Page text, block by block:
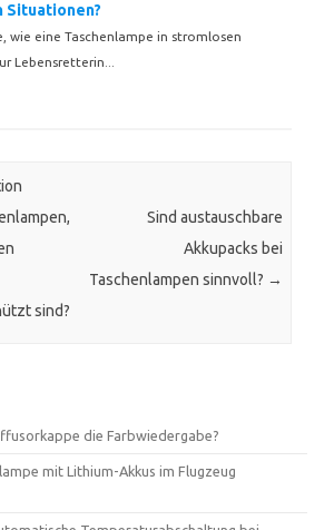
Situationen?
wie eine Taschenlampe in stromlosen
Lebensretterin...
sind?
Sind austauschbare
Akkupacks bei
Taschenlampen sinnvoll? →
die Farbwiedergabe?
mit Lithium-Akkus im Flugzeug